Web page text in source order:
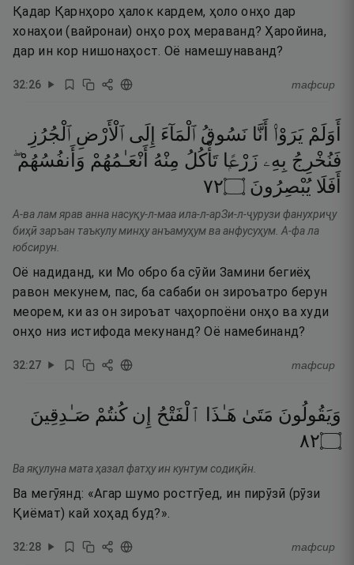
Қадар Қарнҳоро ҳалок кардем, ҳоло онҳо дар
хонаҳои (вайронаи) онҳо роҳ мераванд? Ҳаройина,
дар ин кор нишонаҳост. Оё намешунаванд?
32:26 тафсир
أَوَلَمْ يَرَوْا۟ أَنَّا نَسُوقُ ٱلْمَآءَ إِلَى ٱلْأَرْضِ ٱلْجُرُزِ
فَنُخْرِجُ بِهِۦ زَرْعًۭا تَأْكُلُ مِنْهُ أَنْعَـٰمُهُمْ وَأَنفُسُهُمْ ۖ
أَفَلَا يُبْصِرُونَ ۝٢٧
А-ва лам ярав анна насуқу-л-маа ила-л-арЗи-л-ҷурузи фанухриҷу
биҳӣ заръан таъкулу минҳу анъамуҳум ва анфусуҳум. А-фа ла
юбсирун.
Оё надиданд, ки Мо обро ба сӯйи Замини бегиёҳ
равон мекунем, пас, ба сабаби он зироъатро берун
меорем, ки аз он зироъат чаҳорпоёни онҳо ва худи
онҳо низ истифода мекунанд? Оё намебинанд?
32:27 тафсир
وَيَقُولُونَ مَتَىٰ هَـٰذَا ٱلْفَتْحُ إِن كُنتُمْ صَـٰدِقِينَ
۝٢٨
Ва яқулуна мата ҳазал фатҳу ин кунтум содиқӣн.
Ва мегӯянд: «Агар шумо ростгӯед, ин пирӯзӣ (рӯзи
Қиёмат) кай хоҳад буд?».
32:28 тафсир